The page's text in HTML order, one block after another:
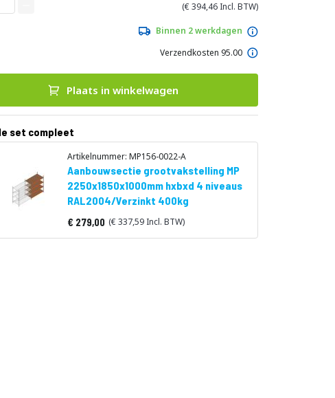
394,46
Binnen 2 werkdagen
Verzendkosten 95.00
Plaats in winkelwagen
set compleet
Artikelnummer: MP156-0022-A
Aanbouwsectie grootvakstelling MP
2250x1850x1000mm hxbxd 4 niveaus
RAL2004/Verzinkt 400kg
Vanaf
279,00 337,59